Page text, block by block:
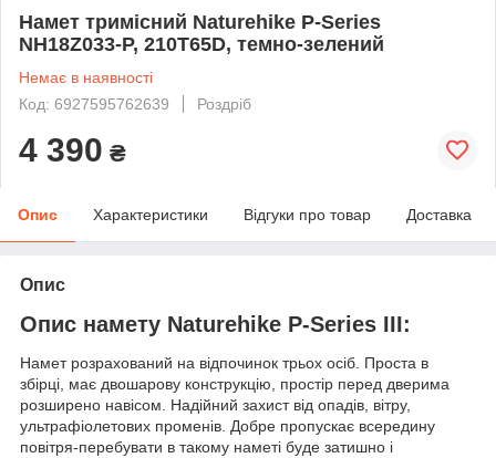
Намет тримісний Naturehike P-Series
NH18Z033-P, 210T65D, темно-зелений
Немає в наявності
Код: 6927595762639
Роздріб
4 390 ₴
Опис Характеристики Відгуки про товар Доставка
Опис
Опис намету Naturehike P-Series III:
Намет розрахований на відпочинок трьох осіб. Проста в
збірці, має двошарову конструкцію, простір перед дверима
розширено навісом. Надійний захист від опадів, вітру,
ультрафіолетових променів. Добре пропускає всередину
повітря-перебувати в такому наметі буде затишно і